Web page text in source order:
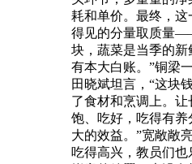
耗和单价。最终，
得见的分量取质量
块，蔬菜是当季的新
有本大白账。”铜梁
田晓斌坦言，“这块
了食材和烹调上。
饱、吃好，吃得有
大的效益。”宽敞敞
吃得高兴，教员们